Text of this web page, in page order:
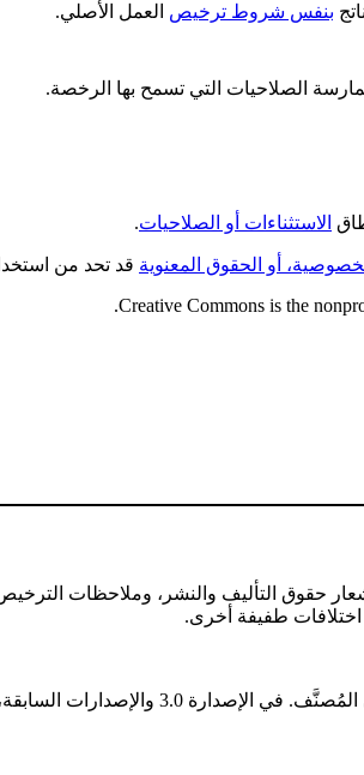
بنفس شروط ترخيص العمل الأصلي.
الصلاحيات التي تسمح بها الرخصة.
الاستثناءات أو الصلاحيات.
أو الحقوق المعنوية قد تحد من
Creative Commons is the
حقوق التأليف والنشر، وملاحظات
— في الإصدارة 4.0، يجب عليك ذكر وتوضيح أي